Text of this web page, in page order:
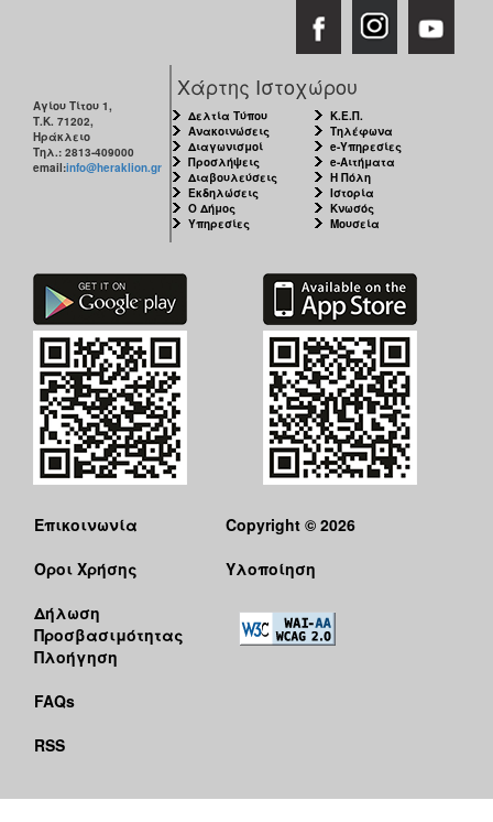
Αγίου Τίτου 1,
Τ.Κ. 71202,
Ηράκλειο
Τηλ.: 2813-409000
email:info@heraklion.gr
Χάρτης Ιστοχώρου
Δελτία Τύπου
Ανακοινώσεις
Διαγωνισμοί
Προσλήψεις
Διαβουλεύσεις
Εκδηλώσεις
Ο Δήμος
Υπηρεσίες
Κ.Ε.Π.
Τηλέφωνα
e-Υπηρεσίες
e-Αιτήματα
Η Πόλη
Ιστορία
Κνωσός
Μουσεία
Επικοινωνία
Όροι Χρήσης
Δήλωση
Προσβασιμότητας
Πλοήγηση
FAQs
RSS
Copyright © 2026
Υλοποίηση